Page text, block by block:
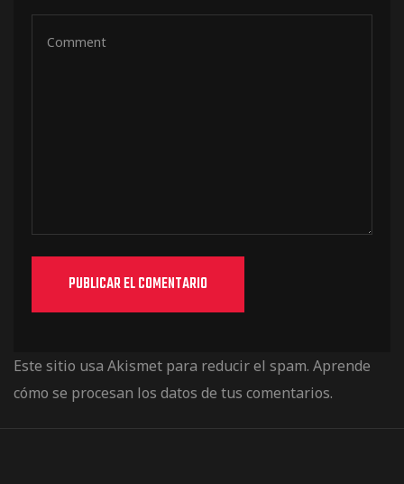
Este sitio usa Akismet para reducir el spam. Aprende
cómo se procesan los datos de tus comentarios.